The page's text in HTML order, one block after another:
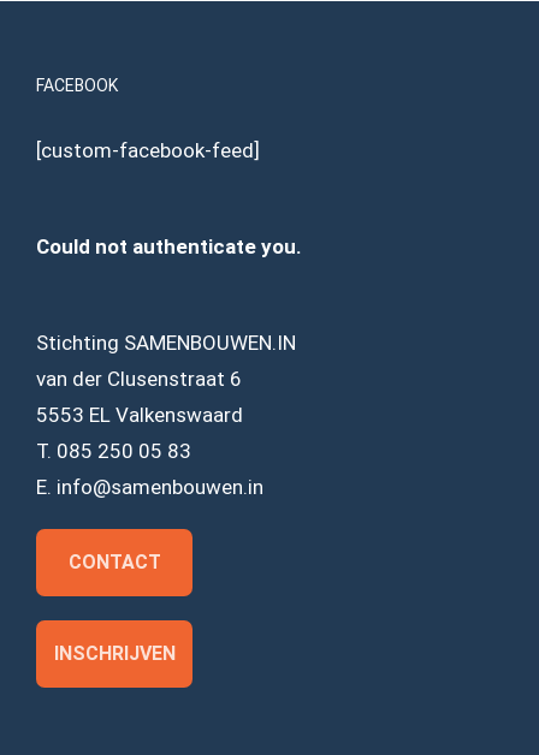
FACEBOOK
[custom-facebook-feed]
Could not authenticate you.
Stichting SAMENBOUWEN.IN
van der Clusenstraat 6
5553 EL Valkenswaard
T. 085 250 05 83
E. info@samenbouwen.in
CONTACT
INSCHRIJVEN